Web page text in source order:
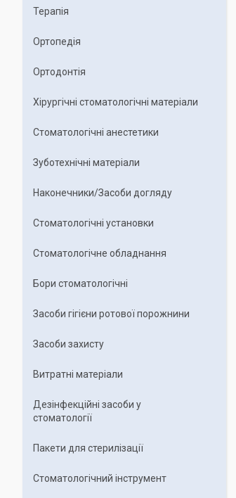
Терапія
Ортопедія
Ортодонтія
Хірургічні стоматологічні матеріали
Стоматологічні анестетики
Зуботехнічні матеріали
Наконечники/Засоби догляду
Стоматологічні установки
Стоматологічне обладнання
Бори стоматологічні
Засоби гігієни ротової порожнини
Засоби захисту
Витратні матеріали
Дезінфекційні засоби у
стоматології
Пакети для стерилізації
Стоматологічний інструмент